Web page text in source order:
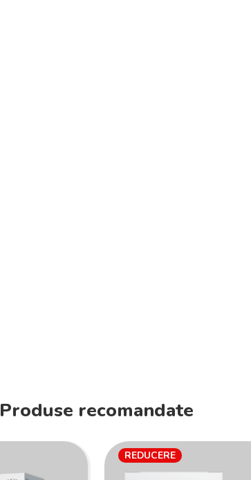
Produse recomandate
REDUCERE